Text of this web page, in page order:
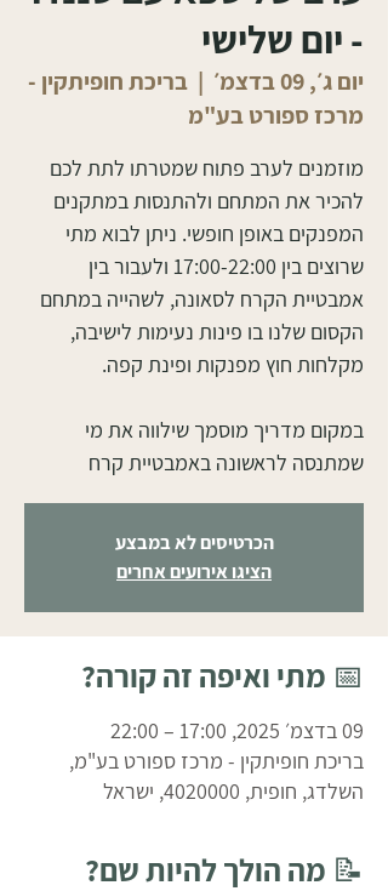
- יום שלישי
יום ג׳, 09 בדצמ׳
  |
בריכת חופיתקין -
מרכז ספורט בע"מ
מוזמנים לערב פתוח שמטרתו לתת לכם
להכיר את המתחם ולהתנסות במתקנים
המפנקים באופן חופשי. ניתן לבוא מתי
שרוצים בין 17:00-22:00 ולעבור בין
אמבטיית הקרח לסאונה, לשהייה במתחם
הקסום שלנו בו פינות נעימות לישיבה,
במקום מדריך מוסמך שילווה את מי
שמתנסה לראשונה באמבטיית קרח
הכרטיסים לא במבצע
הציגו אירועים אחרים
📅 מתי ואיפה זה קורה?
09 בדצמ׳ 2025, 17:00 – 22:00
בריכת חופיתקין - מרכז ספורט בע"מ,
השלדג, חופית, 4020000, ישראל
📝 מה הולך להיות שם?